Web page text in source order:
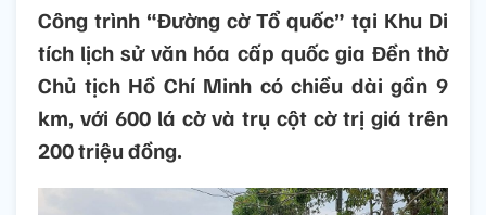
Công trình “Đường cờ Tổ quốc” tại Khu Di
tích lịch sử văn hóa cấp quốc gia Đền thờ
Chủ tịch Hồ Chí Minh có chiều dài gần 9
km, với 600 lá cờ và trụ cột cờ trị giá trên
200 triệu đồng.